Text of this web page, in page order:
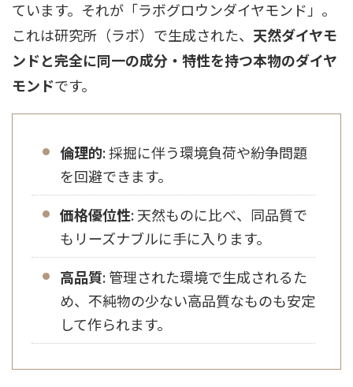
ています。それが「ラボグロウンダイヤモンド」。
これは研究所（ラボ）で生成された、 天然ダイヤモ
ンドと完全に同一の成分・特性を持つ本物のダイヤ
モンドです。
倫理的: 採掘に伴う環境負荷や紛争問題
を回避できます。
価格優位性: 天然ものに比べ、同品質で
もリーズナブルに手に入ります。
高品質: 管理された環境で生成されるた
め、不純物の少ない高品質なものも安定
して作られます。